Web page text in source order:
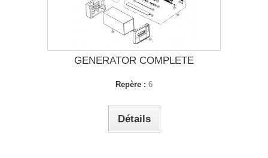
GENERATOR COMPLETE
Repère : 6
Détails